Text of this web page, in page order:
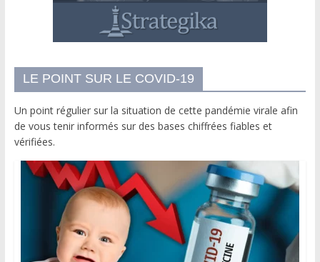
LE POINT SUR LE COVID-19
Un point régulier sur la situation de cette pandémie virale afin
de vous tenir informés sur des bases chiffrées fiables et
vérifiées.